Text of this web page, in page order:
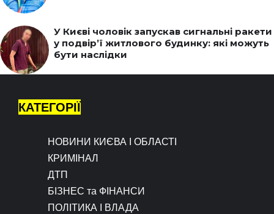
У Києві чоловік запускав сигнальні ракети
у подвір’ї житлового будинку: які можуть
бути наслідки
КАТЕГОРІЇ
НОВИНИ КИЄВА І ОБЛАСТІ
КРИМІНАЛ
ДТП
БІЗНЕС та ФІНАНСИ
ПОЛІТИКА І ВЛАДА